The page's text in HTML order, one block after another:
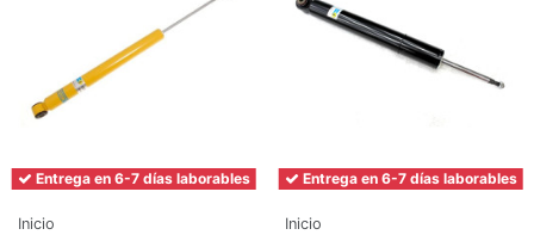
Entrega en 6-7 días laborables
Inicio
Entrega en 6-7 días laborables
Inicio